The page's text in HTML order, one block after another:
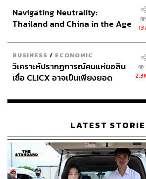
Navigating Neutrality:
Thailand and China in the Age
BUSINESS / ECONOMIC
วิเคราะห์ปรากฏการณ์คนแห่ขอสิน
เชื่อ CLICX อาจเป็นเพียงยอด
เรือนไทยที่ถูกซุกไว้
LATEST